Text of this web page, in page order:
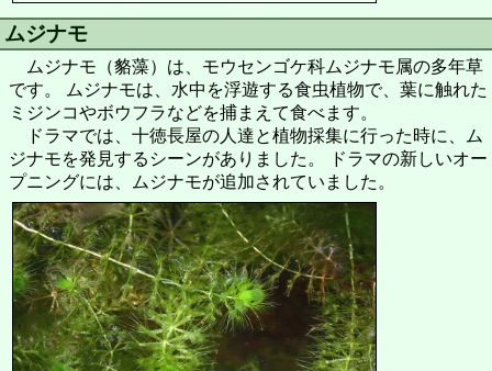
ムジナモ
ムジナモ（貉藻）は、モウセンゴケ科ムジナモ属の多年草
です。 ムジナモは、水中を浮遊する食虫植物で、葉に触れた
ミジンコやボウフラなどを捕まえて食べます。
ドラマでは、十徳長屋の人達と植物採集に行った時に、ム
ジナモを発見するシーンがありました。 ドラマの新しいオー
プニングには、ムジナモが追加されていました。